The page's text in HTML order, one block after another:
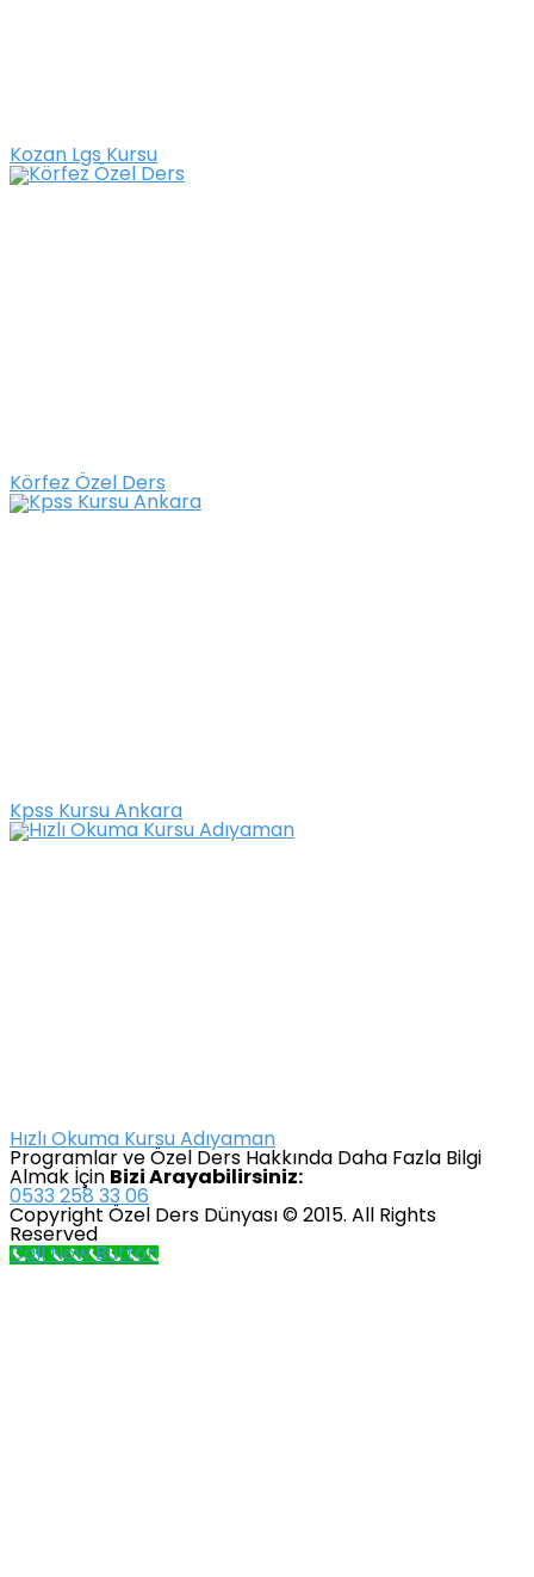
Kozan Lgs Kursu
Körfez Özel Ders
Kpss Kursu Ankara
Hızlı Okuma Kursu Adıyaman
Programlar ve Özel Ders Hakkında Daha Fazla Bilgi
Almak İçin Bizi Arayabilirsiniz:
0533 258 33 06
Copyright Özel Ders Dünyası © 2015. All Rights
Reserved
Call Now Button